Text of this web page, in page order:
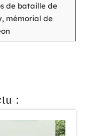
de bataille de
mémorial de
: